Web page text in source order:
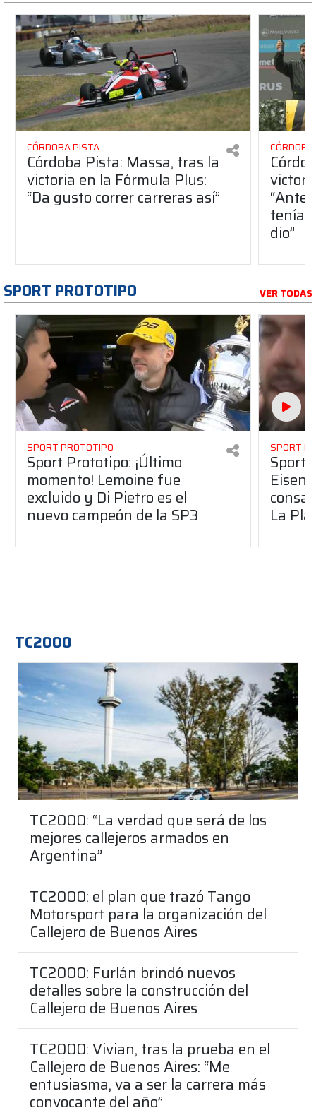
CÓRDOBA PISTA
Córdoba Pista: Massa, tras la
victoria en la Fórmula Plus:
“Da gusto correr carreras así”
dio”
SPORT PROTOTIPO VER TODAS
SPORT PROTOTIPO
Sport Prototipo: ¡Último
momento! Lemoine fue
excluido y Di Pietro es el
nuevo campeón de la SP3
SPORT
Sport
La
TC2000
TC2000: “La verdad que será de los
mejores callejeros armados en
Argentina”
TC2000: el plan que trazó Tango
Motorsport para la organización del
Callejero de Buenos Aires
TC2000: Furlán brindó nuevos
detalles sobre la construcción del
Callejero de Buenos Aires
TC2000: Vivian, tras la prueba en el
Callejero de Buenos Aires: “Me
entusiasma, va a ser la carrera más
convocante del año”